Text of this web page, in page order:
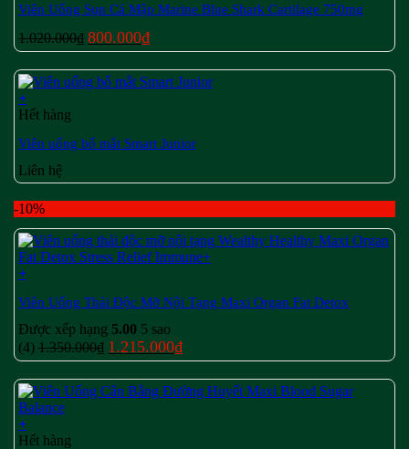
Viên Uống Sụn Cá Mập Marine Blue Shark Cartilage 750mg
1.020.000₫ Giá
gốc
là:
1.020.000₫.
800.000₫Giá
hiện
tại
là:
+
Hết hàng
Viên uống bổ mắt Smart Junior
Liên hệ
-10%
+
Viên Uống Thải Độc Mỡ Nội Tạng Maxi Organ Fat Detox
Được xếp hạng 5.00 5 sao
(4) 1.350.000₫ Giá
gốc
là:
1.350.000₫.
1.215.000₫Giá
hiện
tại
là:
+
Hết hàng